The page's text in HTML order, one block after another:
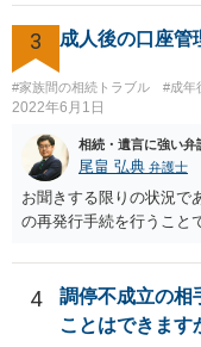
ります。 もし、主張し
資料を持っているよう
し、お姉さんに見られ
望に関する申出書」と共
いた方が良い事と書かな
立ての趣旨」のところに
ば、まずそれを書くとよ
なぜ調停を申し立てたの
決裂した、など)や亡くな
きさつなどが書かれてい
分けるかを決めるにつ
(例えば、○○のときにお
3 成人後の口座管
#家族間の相続トラブル #成年
2022年6月1日
相続・遺言に強い弁
尾畠 弘典 弁護士
お聞きする限りの状況で
の再発行手続を行うこと
4
調停不成立の相
ことはできます